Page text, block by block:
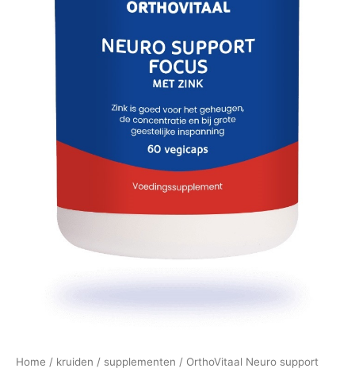
Home / kruiden / supplementen / OrthoVitaal Neuro support